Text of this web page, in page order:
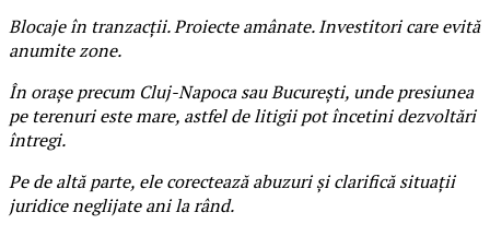
Blocaje în tranzacții. Proiecte amânate. Investitori care evită
anumite zone.
În orașe precum Cluj-Napoca sau București, unde presiunea
pe terenuri este mare, astfel de litigii pot încetini dezvoltări
întregi.
Pe de altă parte, ele corectează abuzuri și clarifică situații
juridice neglijate ani la rând.